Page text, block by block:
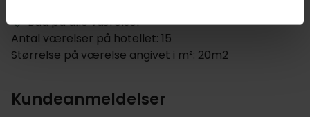
Bad på alle værelser
Antal værelser på hotellet: 15
Størrelse på værelse angivet i m²: 20m2
Kundeanmeldelser